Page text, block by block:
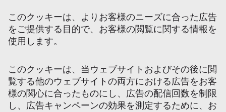
このクッキーは、よりお客様のニーズに合った広告
をご提供する目的で、お客様の閲覧に関する情報を
使用します。
このクッキーは、当ウェブサイトおよびその後に閲
覧する他のウェブサイトの両方における広告をお客
様の関心に合ったものにし、広告の配信回数を制限
し、広告キャンペーンの効果を測定するために、お